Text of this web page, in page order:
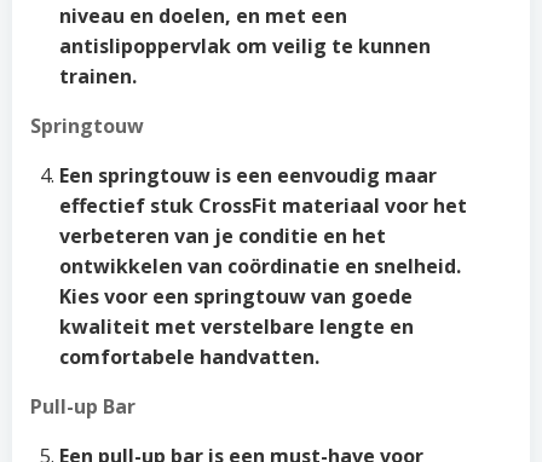
niveau en doelen, en met een
antislipoppervlak om veilig te kunnen
trainen.
Springtouw
Een springtouw is een eenvoudig maar
effectief stuk CrossFit materiaal voor het
verbeteren van je conditie en het
ontwikkelen van coördinatie en snelheid.
Kies voor een springtouw van goede
kwaliteit met verstelbare lengte en
comfortabele handvatten.
Pull-up Bar
Een pull-up bar is een must-have voor